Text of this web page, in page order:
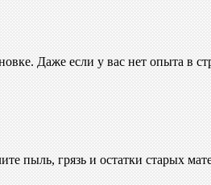
Даже если у вас нет опыта в
пыль, грязь и остатки старых